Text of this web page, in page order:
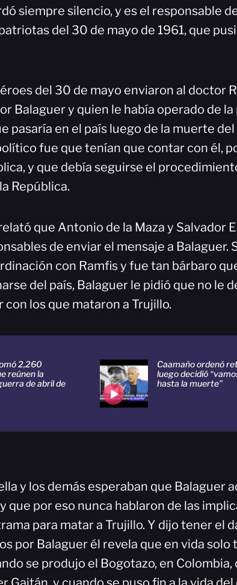
siempre silencio, y es el responsable
del 30 de mayo de 1961, que
del 30 de mayo enviaron al doctor
Balaguer y quien le había operado de la
pasaría en el país luego de la muerte
fue que tenían que contar con él,
y que debía seguirse el
República.
que Antonio de la Maza y Salvador
de enviar el mensaje a Balaguer.
con Ramfis y fue tan bárbaro
del país, Balaguer le pidió que no le
los que mataron a Trujillo.
2,260
reúnen la
de abril de
Caamaño ordenó
luego decidió
hasta la muerte”
y los demás esperaban que Balaguer
que por eso nunca hablaron de las
para matar a Trujillo. Y dijo tener el
por Balaguer él revela que en vida solo
se produjo el Bogotazo, en Colombia,